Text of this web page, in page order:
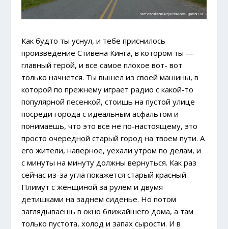
Как будто ты уснул, и тебе приснилось
произведение Стивена Кинга, в котором ты —
главный герой, и все самое плохое вот- вот
только начнется. Ты вышел из своей машины, в
которой по прежнему играет радио с какой-то
популярной песенкой, стоишь на пустой улице
посреди города с идеальным асфальтом и
понимаешь, что это все не по-настоящему, это
просто очередной старый город на твоем пути. А
его жители, наверное, уехали утром по делам, и
с минуты на минуту должны вернуться. Как раз
сейчас из-за угла покажется старый красный
Плимут с женщиной за рулем и двумя
детишками на заднем сиденье. Но потом
заглядываешь в окно ближайшего дома, а там
только пустота, холод и запах сырости. И в